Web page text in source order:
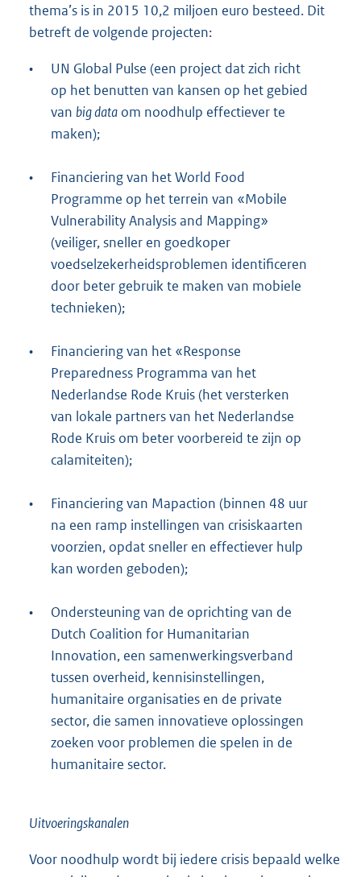
thema’s is in 2015 10,2 miljoen euro besteed. Dit
betreft de volgende projecten:
•
UN Global Pulse (een project dat zich richt
op het benutten van kansen op het gebied
van big data om noodhulp effectiever te
maken);
•
Financiering van het World Food
Programme op het terrein van «Mobile
Vulnerability Analysis and Mapping»
(veiliger, sneller en goedkoper
voedselzekerheidsproblemen identificeren
door beter gebruik te maken van mobiele
technieken);
•
Financiering van het «Response
Preparedness Programma van het
Nederlandse Rode Kruis (het versterken
van lokale partners van het Nederlandse
Rode Kruis om beter voorbereid te zijn op
calamiteiten);
•
Financiering van Mapaction (binnen 48 uur
na een ramp instellingen van crisiskaarten
voorzien, opdat sneller en effectiever hulp
kan worden geboden);
•
Ondersteuning van de oprichting van de
Dutch Coalition for Humanitarian
Innovation, een samenwerkingsverband
tussen overheid, kennisinstellingen,
humanitaire organisaties en de private
sector, die samen innovatieve oplossingen
zoeken voor problemen die spelen in de
humanitaire sector.
Uitvoeringskanalen
Voor noodhulp wordt bij iedere crisis bepaald welke